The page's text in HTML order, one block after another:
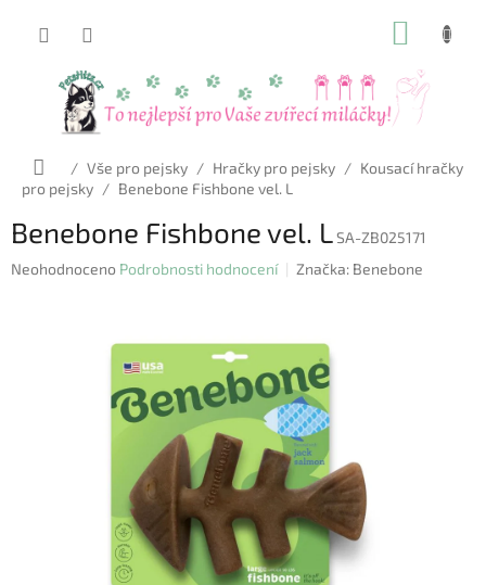
Domů
/ Vše pro pejsky / Hračky pro pejsky / Kousací hračky
pro pejsky / Benebone Fishbone vel. L
Benebone Fishbone vel. LSA-ZB025171
Průměrné
Neohodnoceno Podrobnosti hodnocení Značka: Benebone